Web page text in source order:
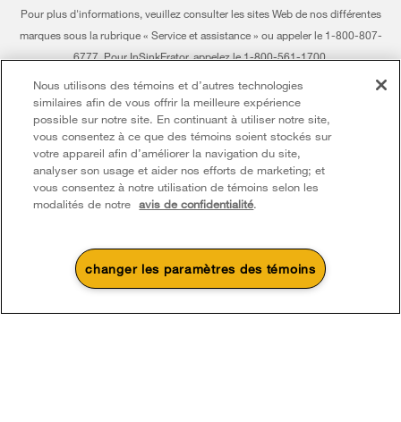
Résidents du Québec
Whirlpool au Canada
Pour plus d'informations, veuillez consulter les sites Web de nos différentes
marques sous la rubrique « Service et assistance » ou appeler le 1-800-807-
6777. Pour InSinkErator, appelez le 1-800-561-1700.
®/TM © 2026 Whirlpool. Utilisée sous licence au Canada. Tous droits réservés.
Toutes les autres marques de commerce sont la propriété de leurs compagnies
respect.
Ce marchand en ligne est situé au 200-6750, avenue Century, Mississauga
(Ontario) L5N 0B7
Nous utilisons des témoins et d’autres technologies
similaires afin de vous offrir la meilleure expérience
possible sur notre site. En continuant à utiliser notre site,
vous consentez à ce que des témoins soient stockés sur
votre appareil afin d’améliorer la navigation du site,
analyser son usage et aider nos efforts de marketing; et
vous consentez à notre utilisation de témoins selon les
modalités de notre avis de confidentialité.
changer les paramètres des témoins